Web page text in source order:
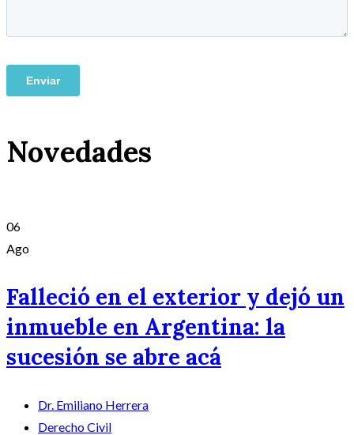
Novedades
06
Ago
Falleció en el exterior y dejó un
inmueble en Argentina: la
sucesión se abre acá
Dr. Emiliano Herrera
Derecho Civil